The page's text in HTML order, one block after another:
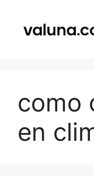
contenido
como
en